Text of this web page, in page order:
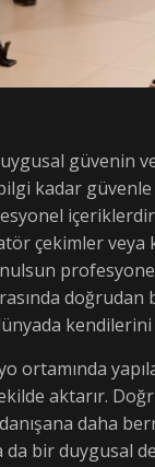
güvenin
kadar güvenle
çekimler
ortamında
aktarır.
daha
da bir duygusal